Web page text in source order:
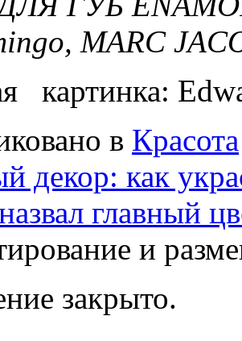
MARC
картинка:
в Красота
декор: как
главный
и
закрыто.